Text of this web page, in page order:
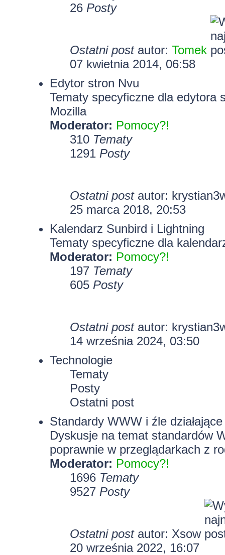
26 Posty
Ostatni postautor: Tomek
07 kwietnia 2014, 06:58
Edytor stron Nvu
Tematy specyficzne dla edytora
Mozilla
Moderator: Pomocy?!
310 Tematy
1291 Posty
Ostatni postautor:
25 marca 2018, 20:53
Kalendarz Sunbird i Lightning
Tematy specyficzne dla
Moderator: Pomocy?!
197 Tematy
605 Posty
Ostatni postautor:
14 września 2024, 03:50
Technologie
Tematy
Posty
Ostatni post
Standardy WWW i źle
Dyskusje na temat standardów
poprawnie w przeglądarkach z
Moderator: Pomocy?!
1696 Tematy
9527 Posty
Ostatni postautor: Xsow
20 września 2022, 16:07